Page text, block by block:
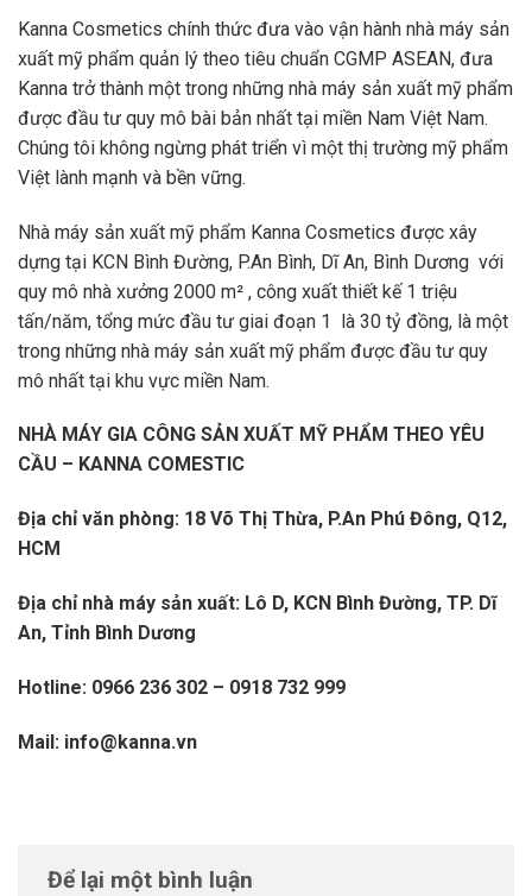
Kanna Cosmetics chính thức đưa vào vận hành nhà máy sản
xuất mỹ phẩm quản lý theo tiêu chuẩn CGMP ASEAN, đưa
Kanna trở thành một trong những nhà máy sản xuất mỹ phẩm
được đầu tư quy mô bài bản nhất tại miền Nam Việt Nam.
Chúng tôi không ngừng phát triển vì một thị trường mỹ phẩm
Việt lành mạnh và bền vững.
Nhà máy sản xuất mỹ phẩm Kanna Cosmetics được xây
dựng tại KCN Bình Đường, P.An Bình, Dĩ An, Bình Dương với
quy mô nhà xưởng 2000 m² , công xuất thiết kế 1 triệu
tấn/năm, tổng mức đầu tư giai đoạn 1 là 30 tỷ đồng, là một
trong những nhà máy sản xuất mỹ phẩm được đầu tư quy
mô nhất tại khu vực miền Nam.
NHÀ MÁY GIA CÔNG SẢN XUẤT MỸ PHẨM THEO YÊU
CẦU – KANNA COMESTIC
Địa chỉ văn phòng: 18 Võ Thị Thừa, P.An Phú Đông, Q12,
HCM
Địa chỉ nhà máy sản xuất: Lô D, KCN Bình Đường, TP. Dĩ
An, Tỉnh Bình Dương
Hotline: 0966 236 302 – 0918 732 999
Mail: info@kanna.vn
Để lại một bình luận